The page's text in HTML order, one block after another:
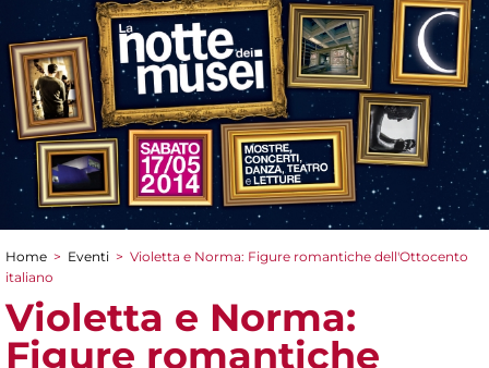
Tu sei qui
Home > Eventi > Violetta e Norma: Figure romantiche dell'Ottocento
italiano
Violetta e Norma:
Figure romantiche